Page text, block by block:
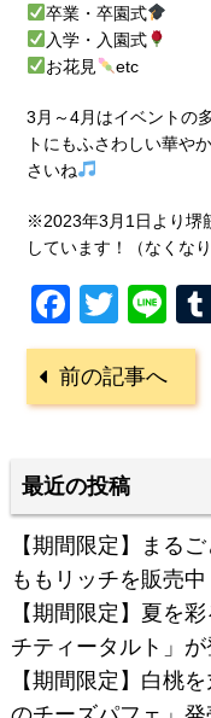
卒業・卒園式
入学・入園式
お花見
etc
3月～4月はイベントの
トにもふさわしい華や
さいね
※2023年3月1日より堺
しています！（なくな
前の記事へ
最近の投稿
【期間限定】まる
ももリッチを販売中
【期間限定】夏を
チティータルト」
【期間限定】白桃